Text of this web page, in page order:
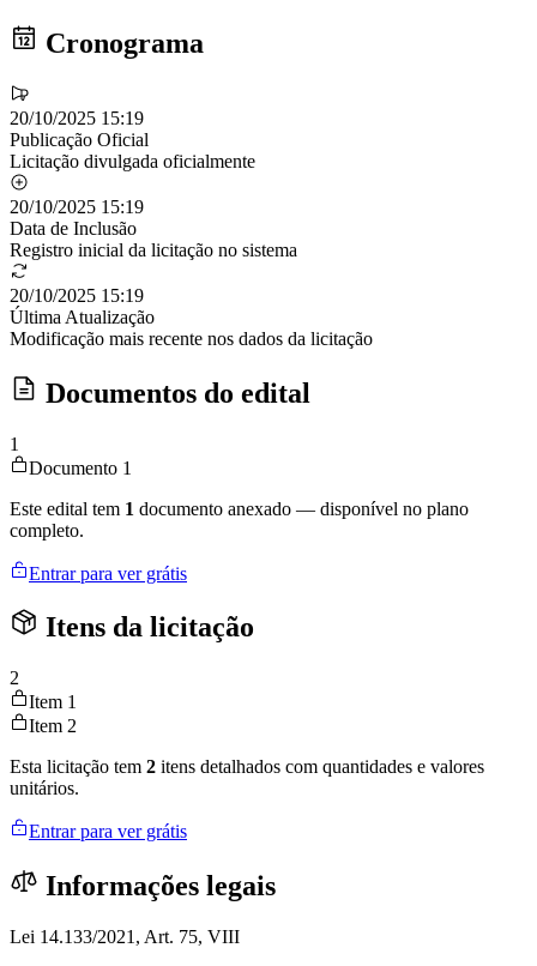
Cronograma
20/10/2025 15:19
Publicação Oficial
Licitação divulgada oficialmente
20/10/2025 15:19
Data de Inclusão
Registro inicial da licitação no sistema
20/10/2025 15:19
Última Atualização
Modificação mais recente nos dados da licitação
Documentos do edital
1
Documento 1
Este edital tem 1 documento anexado — disponível no plano
completo.
Entrar para ver grátis
Itens da licitação
2
Item 1
Item 2
Esta licitação tem 2 itens detalhados com quantidades e valores
unitários.
Entrar para ver grátis
Informações legais
Lei 14.133/2021, Art. 75, VIII